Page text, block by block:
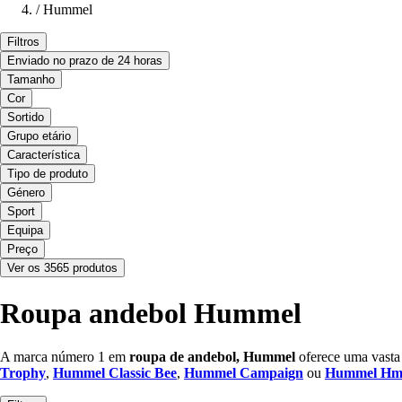
/ Hummel
Filtros
Enviado no prazo de 24 horas
Tamanho
Cor
Sortido
Grupo etário
Característica
Tipo de produto
Género
Sport
Equipa
Preço
Ver os 3565 produtos
Roupa andebol Hummel
A marca número 1 em roupa de andebol, Hummel oferece uma
Trophy, Hummel Classic Bee, Hummel Campaign ou Hummel